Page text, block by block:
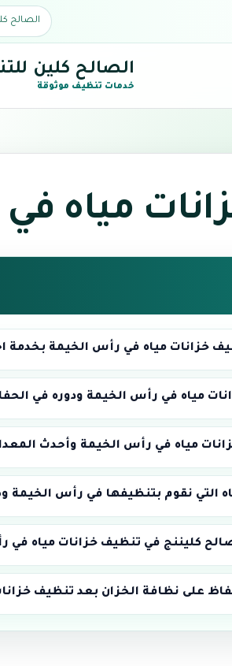
الصالح
الصالح كلين
خدمات تنظيف موثوقة
مياه
خزانات مياه في رأس الخيمة بخدمة
مياه في رأس الخيمة ودوره في
مياه في رأس الخيمة وأحدث
التي نقوم بتنظيفها في رأس الخيمة
كليننج في تنظيف خزانات مياه في
على نظافة الخزان بعد تنظيف